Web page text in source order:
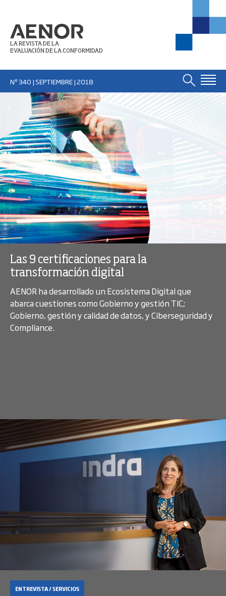
LA REVISTA DE LA
EVALUACIÓN DE LA CONFORMIDAD
Nº 340 | SEPTIEMBRE| 2018
Las 9 certificaciones para la
transformación digital
AENOR ha desarrollado un Ecosistema Digital que
abarca cuestiones como Gobierno y gestión TIC;
Gobierno, gestión y calidad de datos, y Ciberseguridad y
Compliance.
ENTREVISTA / SERVICIOS